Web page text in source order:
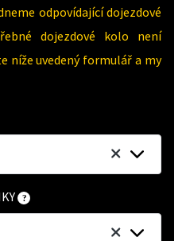
odpovídající dojezdové
dojezdové kolo není
níže uvedený formulář a my